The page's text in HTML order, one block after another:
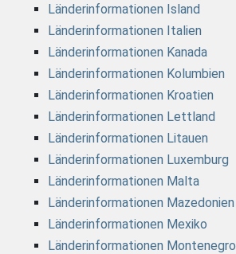
Länderinformationen Island
Länderinformationen Italien
Länderinformationen Kanada
Länderinformationen Kolumbien
Länderinformationen Kroatien
Länderinformationen Lettland
Länderinformationen Litauen
Länderinformationen Luxemburg
Länderinformationen Malta
Länderinformationen Mazedonien
Länderinformationen Mexiko
Länderinformationen Montenegro